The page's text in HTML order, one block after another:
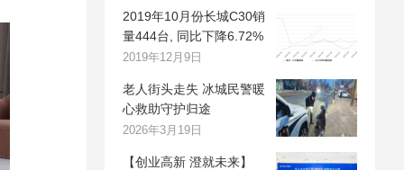
2019年10月份长城C30销
量444台, 同比下降6.72%
2019年12月9日
老人街头走失 冰城民警暖
心救助守护归途
2026年3月19日
【创业高新 澄就未来】